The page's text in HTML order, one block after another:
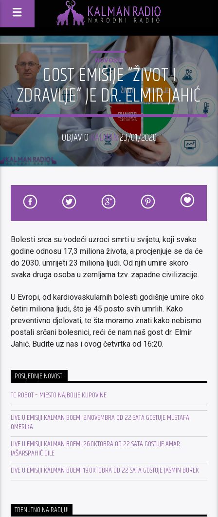
NOVOSTI
GOST EMISIJE “ŽIVOT I
ZDRAVLJE” JE DR. ELMIR JAHIĆ
OBJAVIOKALMAN23/01/2020
Bolesti srca su vodeći uzroci smrti u svijetu, koji svake
godine odnosu 17,3 miliona života, a procjenjuje se da će
do 2030. umrijeti 23 miliona ljudi. Od njih umire skoro
svaka druga osoba u zemljama tzv. zapadne civilizacije.
U Evropi, od kardiovaskularnih bolesti godišnje umire oko
četiri miliona ljudi, što je 45 posto svih umrlih. Kako
preventivno djelovati, te šta moramo znati kako nebismo
postali srčani bolesnici, reći će nam naš gost dr. Elmir
Jahić. Budite uz nas i ovog četvrtka od 16:20.
POSLJEDNJE NOVOSTI
TC ROBOT – MJESTO NAJBOLJE KUPOVINE
LIVE U EMISIJI KALMAN BOEMI 2.NOVEMBRA OD 22 SATA GOSTUJE MUSTAFA
OMERIKA
LIVE U EMISIJI KALMAN BOEMI 26.OKTOBRA OD 22 SATA GOSTUJE AMAR
JAŠARSPAHIĆ GILE
LIVE U EMISIJI KALMAN BOEMI 19.OKTOBRA OD 22 SATA GOSTUJE JASMIN BUREK
TRENUTNO NA RADIJU!